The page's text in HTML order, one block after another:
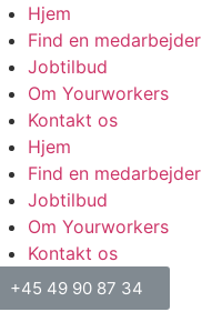
Hjem
Find en medarbejder
Jobtilbud
Om Yourworkers
Kontakt os
Hjem
Find en medarbejder
Jobtilbud
Om Yourworkers
Kontakt os
+45 49 90 87 34